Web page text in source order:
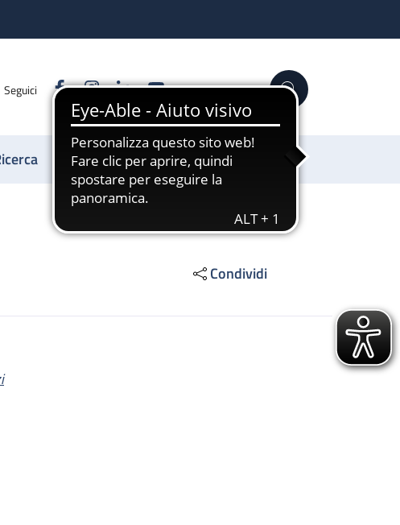
Seguici FacebookInstagram
LinkedinYouTube Cerca
Sostienici
Condividi